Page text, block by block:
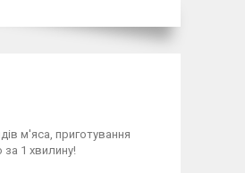
м'яса, приготування
1 хвилину!